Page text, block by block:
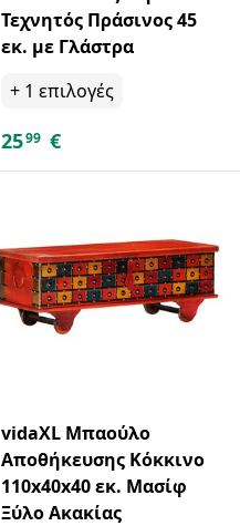
Τεχνητός Πράσινος 45
εκ. με Γλάστρα
+ 1 επιλογές
2599 €
vidaXL Μπαούλο
Αποθήκευσης Κόκκινο
110x40x40 εκ. Μασίφ
Ξύλο Ακακίας